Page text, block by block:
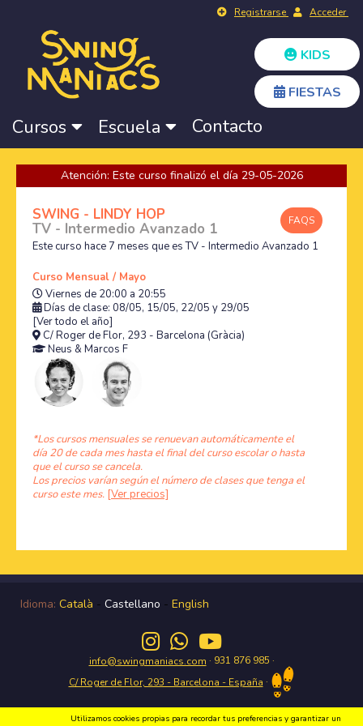
Registrarse Acceder
KIDS
FIESTAS
Cursos Escuela Contacto
Atención: Este curso finalizó el día 29-05-2026
FAQS
SWING - LINDY HOP
TV - Intermedio Avanzado 1
Este curso hace 7 meses que es TV - Intermedio Avanzado 1
Curso Mensual / Mayo
Viernes de 20:00 a 20:55
Días de clase: 08/05, 15/05, 22/05 y 29/05
[Ver todo el año]
C/ Roger de Flor, 293 - Barcelona (Gràcia)
Neus & Marcos F
*Los cursos mensuales se renuevan automáticamente el
día 20 de cada mes hasta el final del curso escolar o hasta
que el curso se cancela.
Los precios varían según el número de clases que tenga el
curso este mes. [Ver precios]
Idioma: Català - Castellano - English
info@swingmaniacs.com · 931 876 985 ·
C/ Roger de Flor, 293 - Barcelona - España ·
Utilizamos cookies propias para recordar tus preferencias y garantizar un